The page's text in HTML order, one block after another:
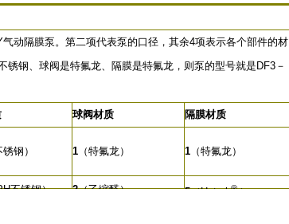
动隔膜泵。第二项代表泵的口径，其余4项表示各个部件的材
钢、球阀是特氟龙、隔膜是特氟龙，则泵的型号就是DF3－
球阀材质 隔膜材质
锈钢） 1 （特氟龙） 1 （特氟龙）
不锈钢） 2（乙缩醛） 5（Hytrel®）